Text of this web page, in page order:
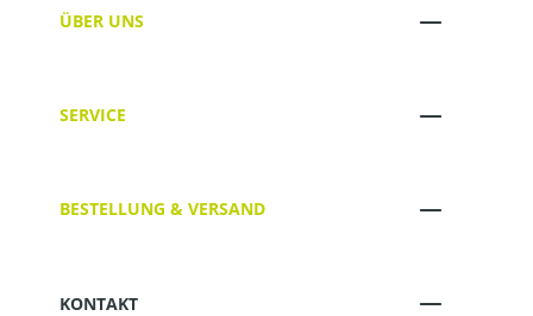
ÜBER UNS
SERVICE
BESTELLUNG & VERSAND
KONTAKT